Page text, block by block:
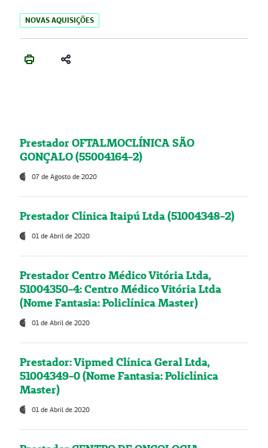
NOVAS AQUISIÇÕES
Prestador OFTALMOCLÍNICA SÃO
GONÇALO (55004164-2)
07 de Agosto de 2020
Prestador Clínica Itaipú Ltda (51004348-2)
01 de Abril de 2020
Prestador Centro Médico Vitória Ltda,
51004350-4: Centro Médico Vitória Ltda
(Nome Fantasia: Policlínica Master)
01 de Abril de 2020
Prestador: Vipmed Clínica Geral Ltda,
51004349-0 (Nome Fantasia: Policlínica
Master)
01 de Abril de 2020